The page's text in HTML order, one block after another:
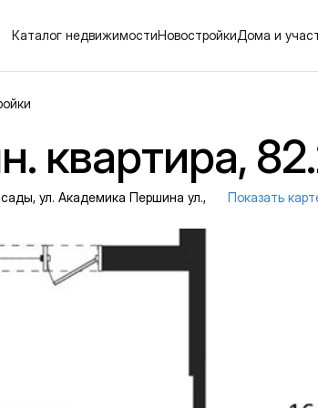
Каталог недвижимостиНовостройкиДома и
квартира,
ул. Академика Першина ул., Показать